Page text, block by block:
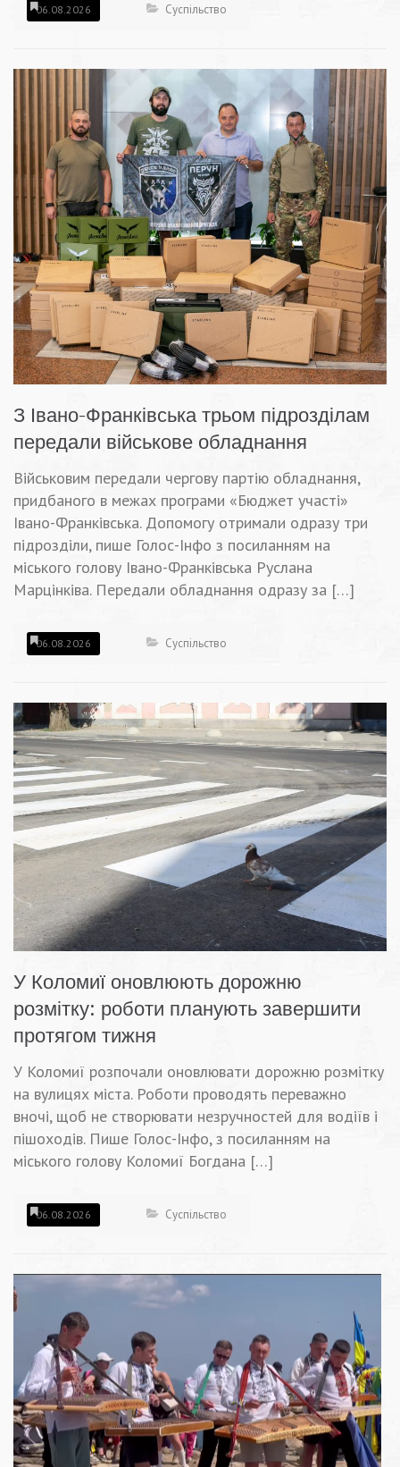
06.08.2026 Суспільство
З Івано-Франківська трьом підрозділам
передали військове обладнання
Військовим передали чергову партію обладнання,
придбаного в межах програми «Бюджет участі»
Івано-Франківська. Допомогу отримали одразу три
підрозділи, пише Голос-Інфо з посиланням на
міського голову Івано-Франківська Руслана
Марцінківа. Передали обладнання одразу за […]
06.08.2026 Суспільство
У Коломиї оновлюють дорожню
розмітку: роботи планують завершити
протягом тижня
У Коломиї розпочали оновлювати дорожню розмітку
на вулицях міста. Роботи проводять переважно
вночі, щоб не створювати незручностей для водіїв і
пішоходів. Пише Голос-Інфо, з посиланням на
міського голову Коломиї Богдана […]
06.08.2026 Суспільство